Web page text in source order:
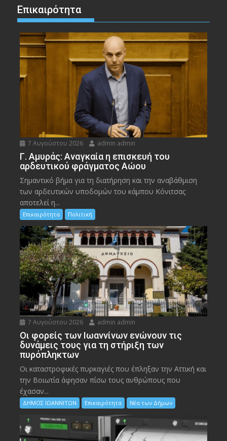
Επικαιρότητα
7 Αυγούστου 2026 admin admin
Γ. Αμυράς: Αναγκαία η επισκευή του
αρδευτικού φράγματος Αώου
Σημαντικό βήμα για τη διατήρηση και την αναβάθμιση
των αρδευτικών υποδομών του κάμπου Κόνιτσας
αποτελεί η...
Επικαιρότητα Πολιτική
7 Αυγούστου 2026 admin admin
Οι φορείς των Ιωαννίνων ενώνουν τις
δυνάμεις τους για τη στήριξη των
πυρόπληκτων
Οι καταστροφικές πυρκαγιές που έπληξαν την Αττική και
την Bοιωτία άφησαν πίσω τους ανθρώπους που
έχασαν...
ΔΗΜΟΣ ΙΩΑΝΝΙΤΩΝ Επικαιρότητα Νέα των Δήμων